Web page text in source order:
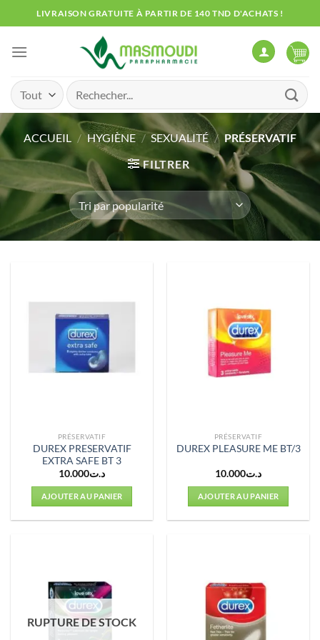
au
contenu
LIVRAISON GRATUITE À PARTIR DE 140 TND D'ACHATS !
Recherche
pour :
ACCUEIL / HYGIÈNE / SEXUALITÉ / PRÉSERVATIF
FILTRER
PRÉSERVATIF
DUREX PRESERVATIF
EXTRA SAFE BT 3
د.ت10.000
AJOUTER AU PANIER
PRÉSERVATIF
DUREX PLEASURE ME BT/3
د.ت10.000
AJOUTER AU PANIER
RUPTURE DE STOCK